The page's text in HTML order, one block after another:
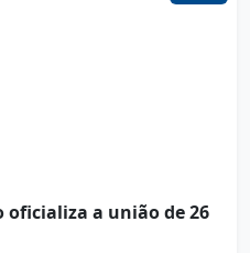
a união de 26